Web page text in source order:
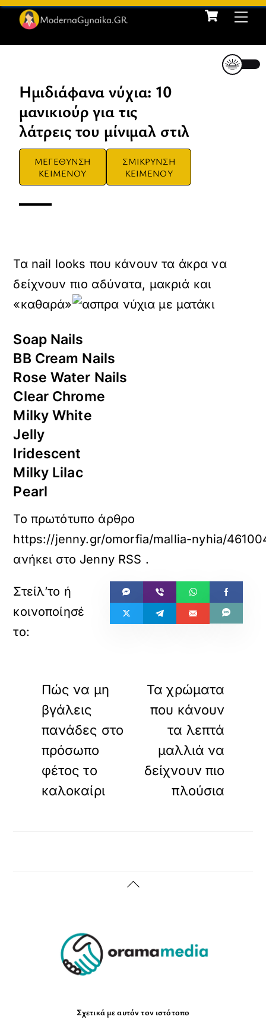
Skip
content
Cart
Ημιδιάφανα νύχια: 10
μανικιούρ για τις
λάτρεις του μίνιμαλ στιλ
ΜΕΓΕΘΥΝΣΗ
ΚΕΙΜΕΝΟΥ
ΣΜΙΚΡΥΝΣΗ
ΚΕΙΜΕΝΟΥ
Τα nail looks που κάνουν τα άκρα να
δείχνουν πιο αδύνατα, μακριά και
«καθαρά»
Soap Nails
BB Cream Nails
Rose Water Nails
Clear Chrome
Milky White
Jelly
Iridescent
Milky Lilac
Pearl
Το πρωτότυπο άρθρο
https://jenny.gr/omorfia/mallia-nyhia/
ανήκει στο Jenny RSS .
Πώς να μη
βγάλεις
πανάδες στο
πρόσωπο
φέτος το
καλοκαίρι
Τα χρώματα
που κάνουν
τα λεπτά
μαλλιά να
δείχνουν πιο
πλούσια
Back
Σχετικά με αυτόν τον ιστότοπο